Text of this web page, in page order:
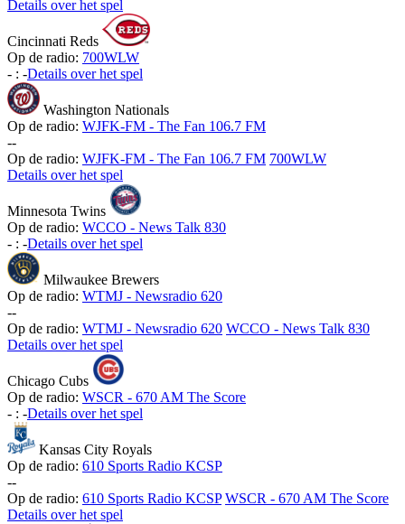
Details over het spel
Cincinnati Reds
Op de radio: 700WLW
- : -Details over het spel
Washington Nationals
Op de radio: WJFK-FM - The Fan 106.7 FM
--
Op de radio: WJFK-FM - The Fan 106.7 FM 700WLW
Details over het spel
Minnesota Twins
Op de radio: WCCO - News Talk 830
- : -Details over het spel
Milwaukee Brewers
Op de radio: WTMJ - Newsradio 620
--
Op de radio: WTMJ - Newsradio 620 WCCO - News Talk 830
Details over het spel
Chicago Cubs
Op de radio: WSCR - 670 AM The Score
- : -Details over het spel
Kansas City Royals
Op de radio: 610 Sports Radio KCSP
--
Op de radio: 610 Sports Radio KCSP WSCR - 670 AM The Score
Details over het spel